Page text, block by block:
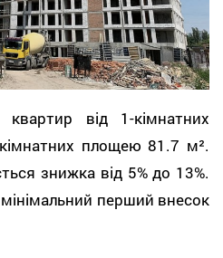
від 1-кімнатних
площею 81.7 м².
знижка від 5% до 13%.
перший внесок